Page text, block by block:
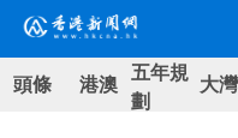
頭條 港澳 五年規
劃
大